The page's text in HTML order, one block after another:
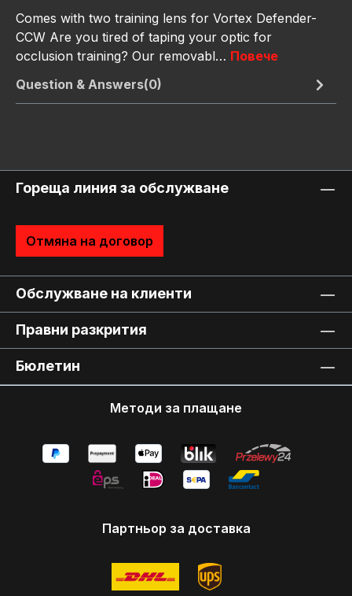
Comes with two training lens for Vortex Defender-
CCW Are you tired of taping your optic for
occlusion training? Our removabl… Повече
Question & Answers(0)
Гореща линия за обслужване
Отмяна на договор
Обслужване на клиенти
Правни разкрития
Бюлетин
Методи за плащане
Партньор за доставка